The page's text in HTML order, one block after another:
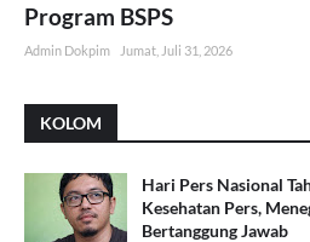
Program BSPS
Admin Dokpim Jumat, Juli 31, 2026
KOLOM
Hari Pers Nasional
Kesehatan Pers,
Bertanggung Jawab